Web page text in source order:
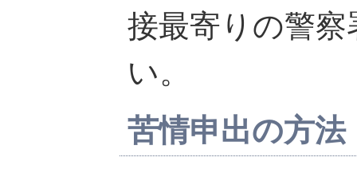
接最寄りの警
い。
苦情申出の方法